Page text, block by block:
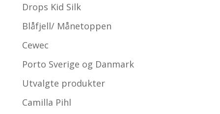
Drops Kid Silk
Blåfjell/ Månetoppen
Cewec
Porto Sverige og Danmark
Utvalgte produkter
Camilla Pihl